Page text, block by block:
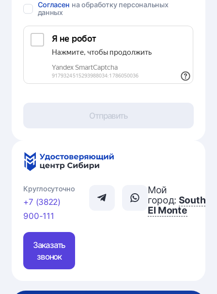
Согласен на обработку персональных
данных
Отправить
Круглосуточно
+7 (3822)
900-111
Заказать
звонок
Мой
город: South
El Monte